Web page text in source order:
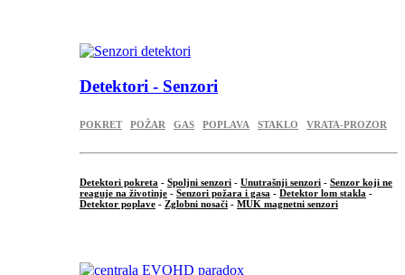
Detektori - Senzori
POKRET POŽAR GAS POPLAVA STAKLO VRATA-PROZOR
Detektori pokreta - Spoljni senzori - Unutrašnji senzori - Senzor koji ne
reaguje na životinje - Senzori požara i gasa - Detektor lom stakla -
Detektor poplave - Zglobni nosači - MUK magnetni senzori